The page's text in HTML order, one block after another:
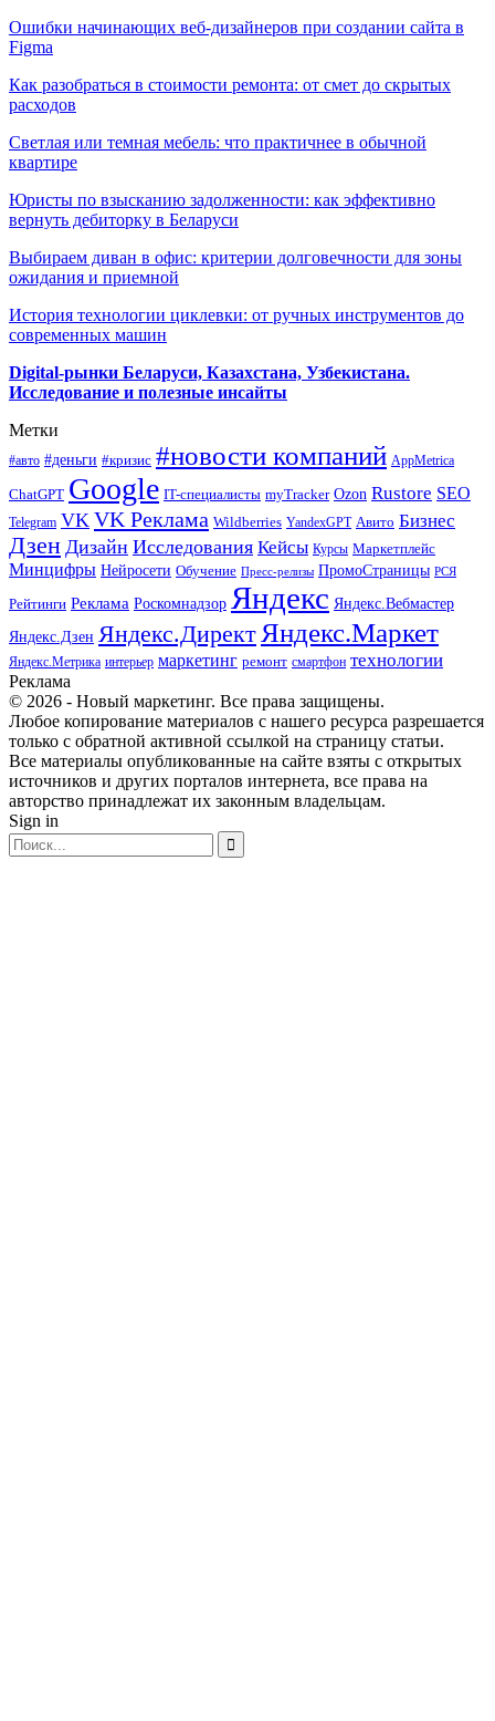
Ошибки начинающих веб-дизайнеров при создании сайта в
Figma
Как разобраться в стоимости ремонта: от смет до скрытых
расходов
Светлая или темная мебель: что практичнее в обычной
квартире
Юристы по взысканию задолженности: как эффективно
вернуть дебиторку в Беларуси
Выбираем диван в офис: критерии долговечности для зоны
ожидания и приемной
История технологии циклевки: от ручных инструментов до
современных машин
Digital-рынки Беларуси, Казахстана, Узбекистана.
Исследование и полезные инсайты
Метки
#авто #деньги #кризис #новости компаний AppMetrica
ChatGPT Google IT-специалисты myTracker Ozon Rustore SEO
Telegram VK VK Реклама Wildberries YandexGPT Авито Бизнес
Дзен Дизайн Исследования Кейсы Курсы Маркетплейс
Минцифры Нейросети Обучение Пресс-релизы ПромоСтраницы РСЯ
Рейтинги Реклама Роскомнадзор Яндекс Яндекс.Вебмастер
Яндекс.Дзен Яндекс.ДиректЯндекс.Маркет
Яндекс.Метрика интерьер маркетинг ремонт смартфон технологии
Реклама
© 2026 - Новый маркетинг. Все права защищены.
Любое копирование материалов с нашего ресурса разрешается
только с обратной активной ссылкой на страницу статьи.
Все материалы опубликованные на сайте взяты с открытых
источников и других порталов интернета, все права на
авторство принадлежат их законным владельцам.
Sign in